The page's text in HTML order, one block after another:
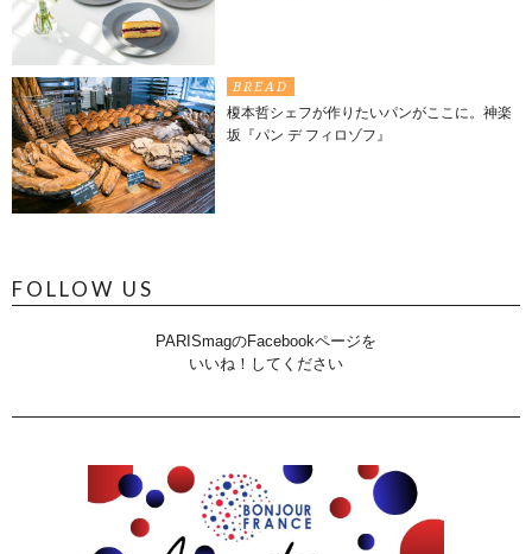
BREAD
榎本哲シェフが作りたいパンがここに。神楽
坂『パン デ フィロゾフ』
FOLLOW US
PARISmagのFacebookページを
いいね！してください